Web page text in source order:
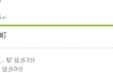
」駅 徒歩3分
徒歩9分